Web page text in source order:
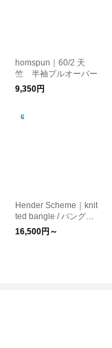
homspun｜60/2 天
竺 半袖プルオーバー
9,350円
Hender Scheme｜knit
ted bangle / バングル,
ブレスレット
16,500円～